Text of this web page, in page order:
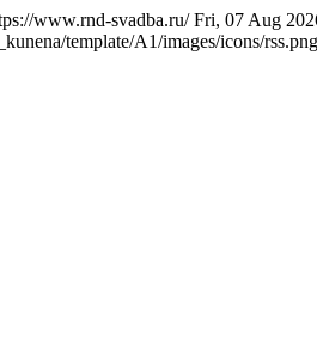
www.rnd-svadba.ru/Fri, 07 Aug
template/A1/images/icons/rss.png